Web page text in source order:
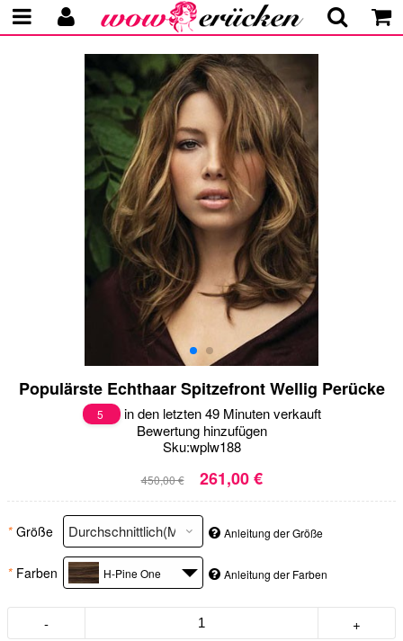
Populärste Echthaar Spitzefront Wellig Perücke
5
in den letzten 49 Minuten verkauft
Bewertung hinzufügen
Sku:wplw188
450,00 € 261,00 €
* Größe Anleitung der Größe
* Farben H-Pine One Anleitung der Farben
- +